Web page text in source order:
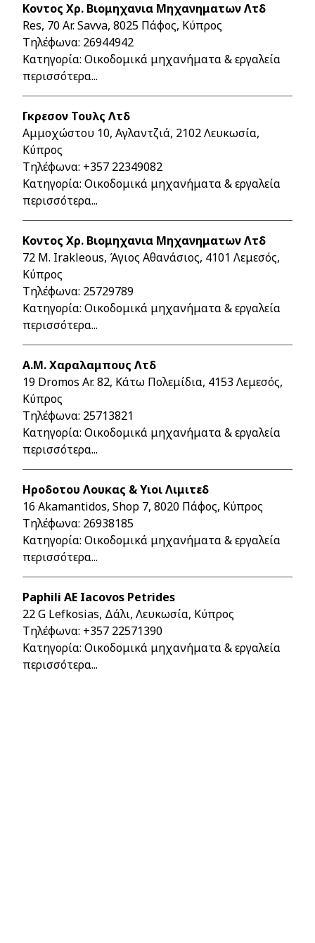
Κοντος Χρ. Βιομηχανια Μηχανηματων Λτδ
Res, 70 Ar. Savva, 8025 Πάφος, Κύπρος
Τηλέφωνα: 26944942
Κατηγορία: Οικοδομικά μηχανήματα & εργαλεία
περισσότερα...
Γκρεσον Τουλς Λτδ
Αμμοχώστου 10, Αγλαντζιά, 2102 Λευκωσία,
Κύπρος
Τηλέφωνα: +357 22349082
Κατηγορία: Οικοδομικά μηχανήματα & εργαλεία
περισσότερα...
Κοντος Χρ. Βιομηχανια Μηχανηματων Λτδ
72 M. Irakleous, Άγιος Αθανάσιος, 4101 Λεμεσός,
Κύπρος
Τηλέφωνα: 25729789
Κατηγορία: Οικοδομικά μηχανήματα & εργαλεία
περισσότερα...
Α.Μ. Χαραλαμπους Λτδ
19 Dromos Ar. 82, Κάτω Πολεμίδια, 4153 Λεμεσός,
Κύπρος
Τηλέφωνα: 25713821
Κατηγορία: Οικοδομικά μηχανήματα & εργαλεία
περισσότερα...
Ηροδοτου Λουκας & Υιοι Λιμιτεδ
16 Akamantidos, Shop 7, 8020 Πάφος, Κύπρος
Τηλέφωνα: 26938185
Κατηγορία: Οικοδομικά μηχανήματα & εργαλεία
περισσότερα...
Paphili AE Iacovos Petrides
22 G Lefkosias, Δάλι, Λευκωσία, Κύπρος
Τηλέφωνα: +357 22571390
Κατηγορία: Οικοδομικά μηχανήματα & εργαλεία
περισσότερα...